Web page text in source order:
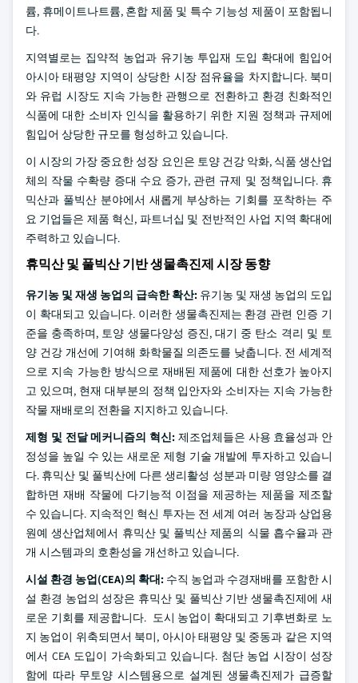
륨, 휴메이트나트륨, 혼합 제품 및 특수 기능성 제품이 포함됩니
다.
지역별로는 집약적 농업과 유기농 투입재 도입 확대에 힘입어
아시아 태평양 지역이 상당한 시장 점유율을 차지합니다. 북미
와 유럽 시장도 지속 가능한 관행으로 전환하고 환경 친화적인
식품에 대한 소비자 인식을 활용하기 위한 지원 정책과 규제에
힘입어 상당한 규모를 형성하고 있습니다.
이 시장의 가장 중요한 성장 요인은 토양 건강 악화, 식품 생산업
체의 작물 수확량 증대 수요 증가, 관련 규제 및 정책입니다. 휴
믹산과 풀빅산 분야에서 새롭게 부상하는 기회를 포착하는 주
요 기업들은 제품 혁신, 파트너십 및 전반적인 사업 지역 확대에
주력하고 있습니다.
휴믹산 및 풀빅산 기반 생물촉진제 시장 동향
유기농 및 재생 농업의 급속한 확산: 유기농 및 재생 농업의 도입
이 확대되고 있습니다. 이러한 생물촉진제는 환경 관련 인증 기
준을 충족하며, 토양 생물다양성 증진, 대기 중 탄소 격리 및 토
양 건강 개선에 기여해 화학물질 의존도를 낮춥니다. 전 세계적
으로 지속 가능한 방식으로 재배된 제품에 대한 선호가 높아지
고 있으며, 현재 대부분의 정책 입안자와 소비자는 지속 가능한
작물 재배로의 전환을 지지하고 있습니다.
제형 및 전달 메커니즘의 혁신: 제조업체들은 사용 효율성과 안
정성을 높일 수 있는 새로운 제형 기술 개발에 투자하고 있습니
다. 휴믹산 및 풀빅산에 다른 생리활성 성분과 미량 영양소를 결
합하면 재배 작물에 다기능적 이점을 제공하는 제품을 제조할
수 있습니다. 지속적인 혁신 투자는 전 세계 여러 농장과 상업용
원예 생산업체에서 휴믹산 및 풀빅산 제품의 식물 흡수율과 관
개 시스템과의 호환성을 개선하고 있습니다.
시설 환경 농업(CEA)의 확대: 수직 농업과 수경재배를 포함한 시
설 환경 농업의 성장은 휴믹산 및 풀빅산 기반 생물촉진제에 새
로운 기회를 제공합니다. 도시 농업이 확대되고 기후변화로 노
지 농업이 위축되면서 북미, 아시아 태평양 및 중동과 같은 지역
에서 CEA 도입이 가속화되고 있습니다. 첨단 농업 시장이 성장
함에 따라 무토양 시스템용으로 설계된 생물촉진제가 급증할